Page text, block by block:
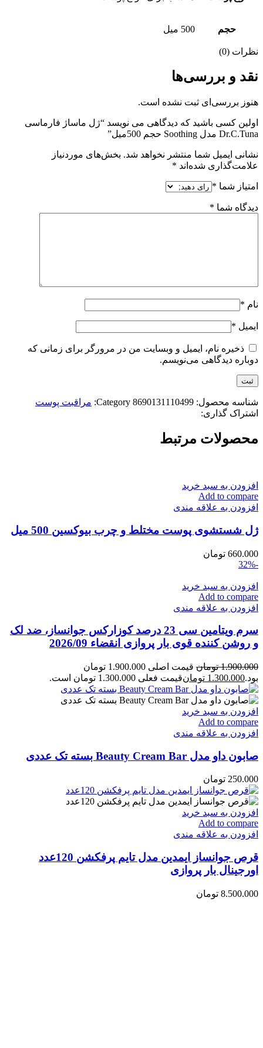
حجم 500 میل
نظرات (0)
نقد و بررسی‌ها
هنوز بررسی‌ای ثبت نشده است.
اولین کسی باشید که دیدگاهی می نویسد “ژل ماساژ فارماسی
Dr.C.Tuna مدل Soothing حجم 500میل”
نشانی ایمیل شما منتشر نخواهد شد. بخش‌های موردنیاز
علامت‌گذاری شده‌اند *
امتیاز شما *
دیدگاه شما *
نام *
ایمیل *
ذخیره نام، ایمیل و وبسایت من در مرورگر برای زمانی که
دوباره دیدگاهی می‌نویسم.
شناسه محصول: 8690131110499
Category: مراقبت پوست
اشتراک گذاری:
محصولات مرتبط
افزودن به سبد خرید
Add to compare
افزودن به علاقه مندی
ژل شستشوی پوست مختلط و چرب بیوکسین 500 میل
660.000 تومان
-32%
افزودن به سبد خرید
Add to compare
افزودن به علاقه مندی
سرم ویتامین سی 23 درصد کوزارکس جوانساز، ضد لک
و روشن کننده قوی بار پروازی انقضاء 2026/09
1.900.000 تومان
قیمت اصلی 1.900.000 تومان
بود.1.300.000 تومانقیمت فعلی 1.300.000 تومان است.
افزودن به سبد خرید
Add to compare
افزودن به علاقه مندی
صابون داو مدل Beauty Cream Bar بسته تک عددی
250.000 تومان
افزودن به سبد خرید
Add to compare
افزودن به علاقه مندی
قرص جوانساز ایمدین مدل تایم پرفکشن 120عدد
اورجینال بار پروازی
8.500.000 تومان